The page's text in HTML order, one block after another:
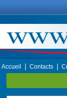
Accueil Contacts